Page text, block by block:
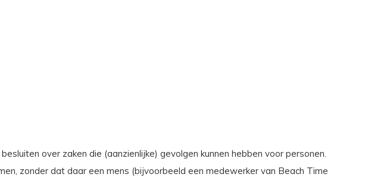
over zaken die (aanzienlijke) gevolgen kunnen hebben voor personen.
zonder dat daar een mens (bijvoorbeeld een medewerker van Beach Time